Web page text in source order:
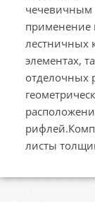
чечевичным
применение
лестничных
элементах,
отделочных
листы